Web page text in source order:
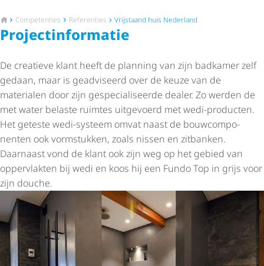
Naar de startpagina
Competenties Referenties Vrijstaand huis Nederland
Project­in­for­matie
De creatieve klant heeft de planning van zijn badkamer zelf
gedaan, maar is geadviseerd over de keuze van de
materialen door zijn gespe­ci­a­li­seerde dealer. Zo werden de
met water belaste ruimtes uitgevoerd met wedi-producten.
Het geteste wedi-systeem omvat naast de bouw­com­po­
nenten ook vormstukken, zoals nissen en zitbanken.
Daarnaast vond de klant ook zijn weg op het gebied van
oppervlakten bij wedi en koos hij een Fundo Top in grijs voor
zijn douche.